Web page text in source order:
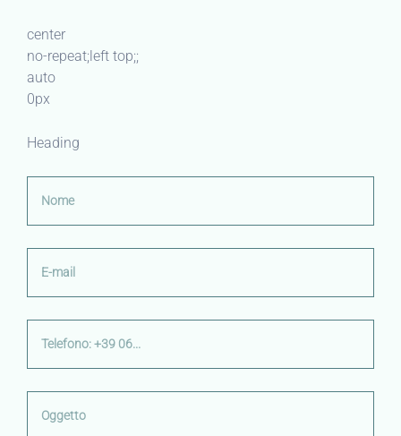
center
no-repeat;left top;;
auto
0px
Heading